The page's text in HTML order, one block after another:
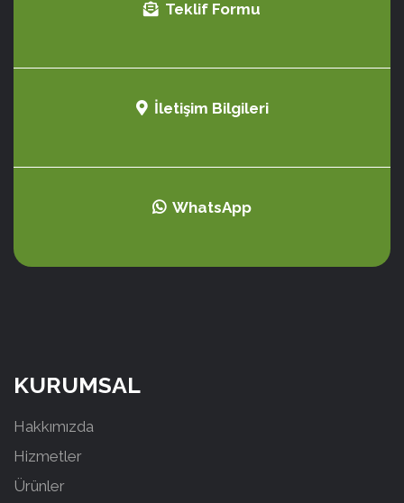
Teklif Formu
İletişim Bilgileri
WhatsApp
KURUMSAL
Hakkımızda
Hizmetler
Ürünler